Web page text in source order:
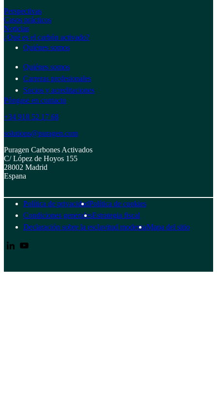
Perspectivas
Casos prácticos
Noticias
¿Qué es el carbón activado?
Quiénes somos
Quiénes somos
Carreras profesionales
Socios y acreditaciones
Póngase en contacto
+34 918 52 17 68
solutions@puragen.com
Puragen Carbones Activados
C/ López de Hoyos 155
28002 Madrid
Espana
Política de privacidadPolítica de cookies
Condiciones generalesEstrategia fiscal
Declaración sobre la esclavitud modernaMapa del sitio